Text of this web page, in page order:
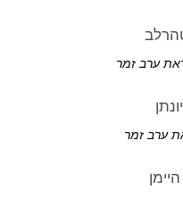
ערב זמר
ערב זמר